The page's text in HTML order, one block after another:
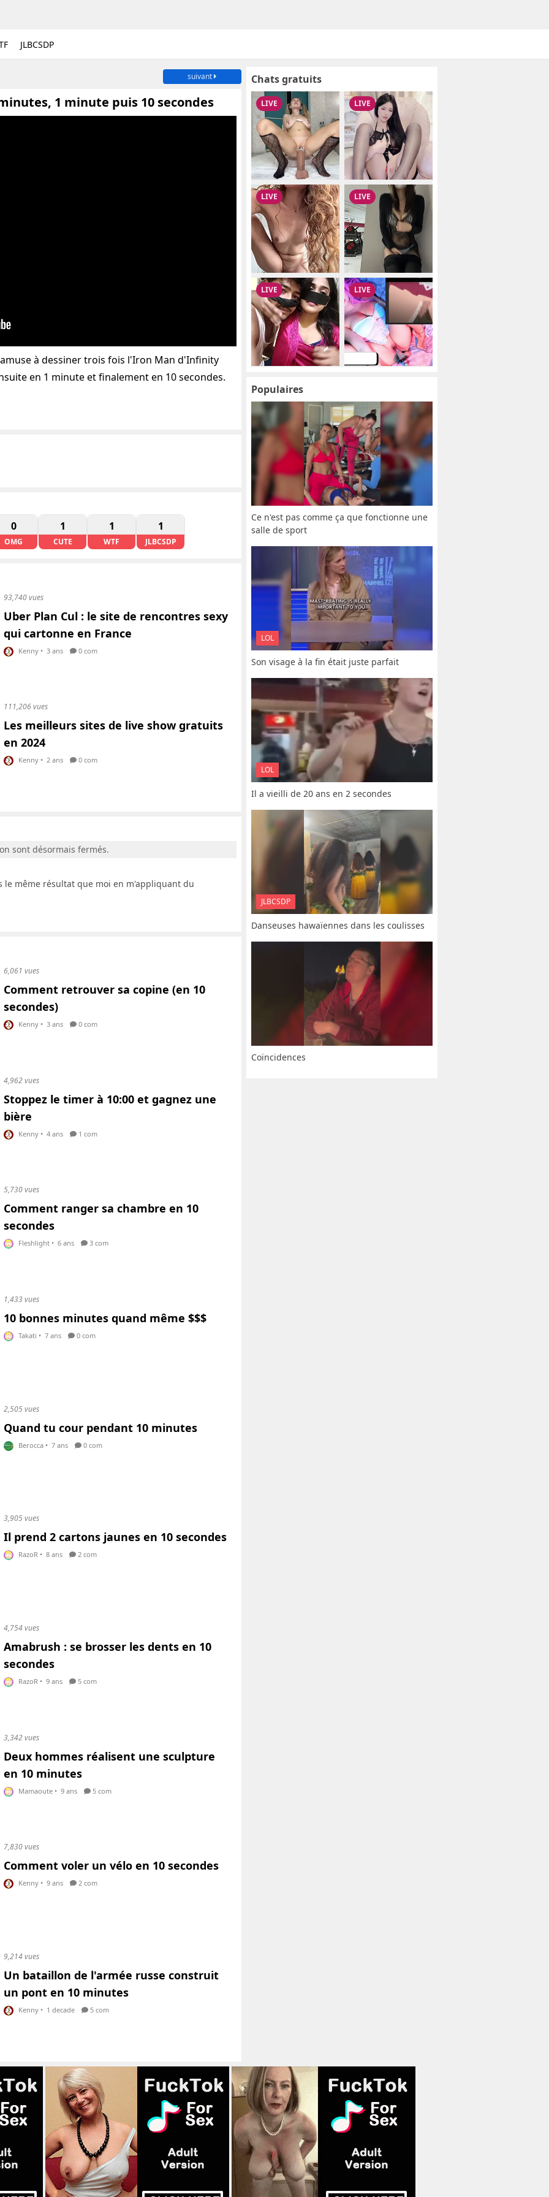
JLBCSDP
suivant
1 minute puis 10 secondes
à dessiner trois fois l'Iron Man d'Infinity
en 1 minute et finalement en 10 secondes.
0
OMG
1
CUTE
1
WTF
1
JLBCSDP
93,740 vues
Uber Plan Cul : le site de rencontres sexy
qui cartonne en France
Kenny • 3 ans 0 com
111,206 vues
Les meilleurs sites de live show gratuits
en 2024
Kenny • 2 ans 0 com
sont désormais fermés.
le même résultat que moi en m'appliquant du
6,061 vues
Comment retrouver sa copine (en 10
secondes)
Kenny • 3 ans 0 com
4,962 vues
Stoppez le timer à 10:00 et gagnez une
bière
Kenny • 4 ans 1 com
5,730 vues
Comment ranger sa chambre en 10
secondes
Fleshlight • 6 ans 3 com
1,433 vues
10 bonnes minutes quand même $$$
Takati • 7 ans 0 com
2,505 vues
Quand tu cour pendant 10 minutes
Berocca • 7 ans 0 com
3,905 vues
Il prend 2 cartons jaunes en 10 secondes
RazoR • 8 ans 2 com
4,754 vues
Amabrush : se brosser les dents en 10
secondes
RazoR • 9 ans 5 com
3,342 vues
Deux hommes réalisent une sculpture
en 10 minutes
Mamaoute • 9 ans 5 com
7,830 vues
Comment voler un vélo en 10 secondes
Kenny • 9 ans 2 com
9,214 vues
Un bataillon de l'armée russe construit
un pont en 10 minutes
Kenny • 1 decade 5 com
Chats gratuits
Populaires
Ce n'est pas comme ça que fonctionne une
salle de sport
LOL
Son visage à la fin était juste parfait
LOL
Il a vieilli de 20 ans en 2 secondes
JLBCSDP
Danseuses hawaïennes dans les coulisses
Coïncidences